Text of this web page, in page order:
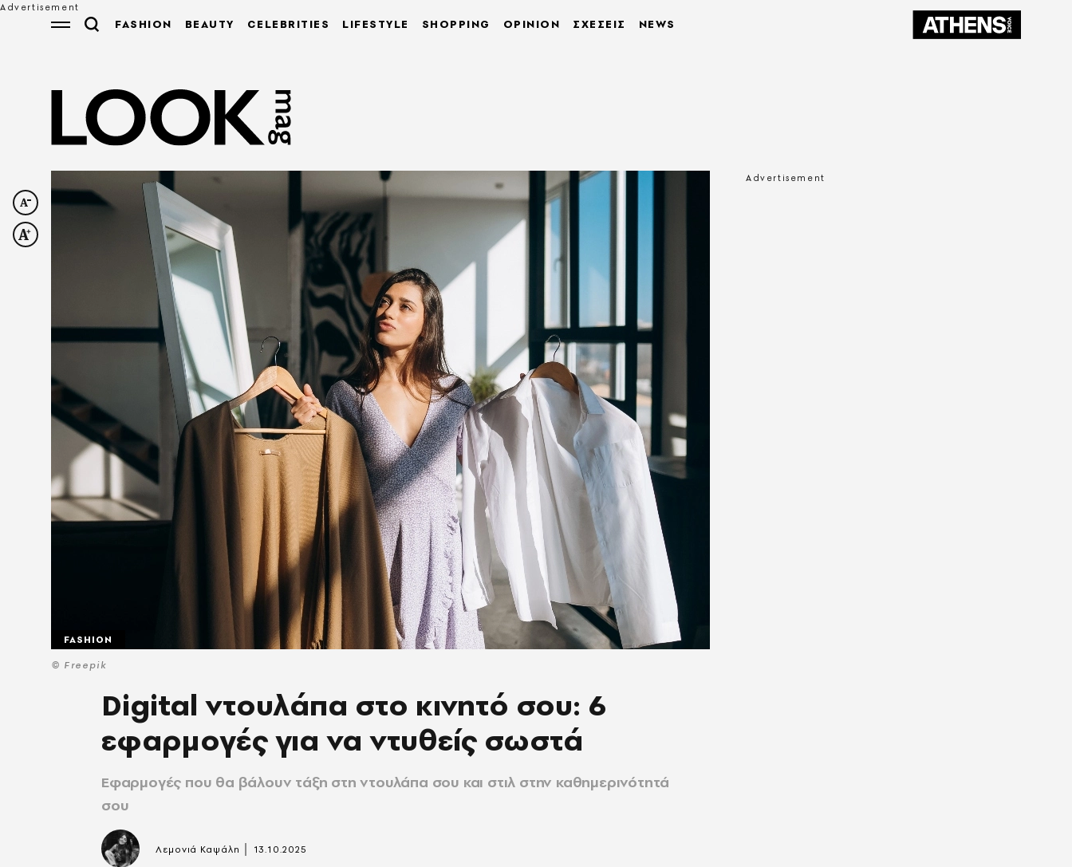
FASHION BEAUTY CELEBRITIES LIFESTYLE SHOPPING OPINION ΣΧΕΣΕΙΣ NEWS
© Freepik
FASHION
Digital ντουλάπα στο κινητό σου: 6
εφαρμογές για να ντυθείς σωστά
Εφαρμογές που θα βάλουν τάξη στη ντουλάπα σου και στιλ στην καθημερινότητά
σου
Λεμονιά Καψάλη 13.10.2025